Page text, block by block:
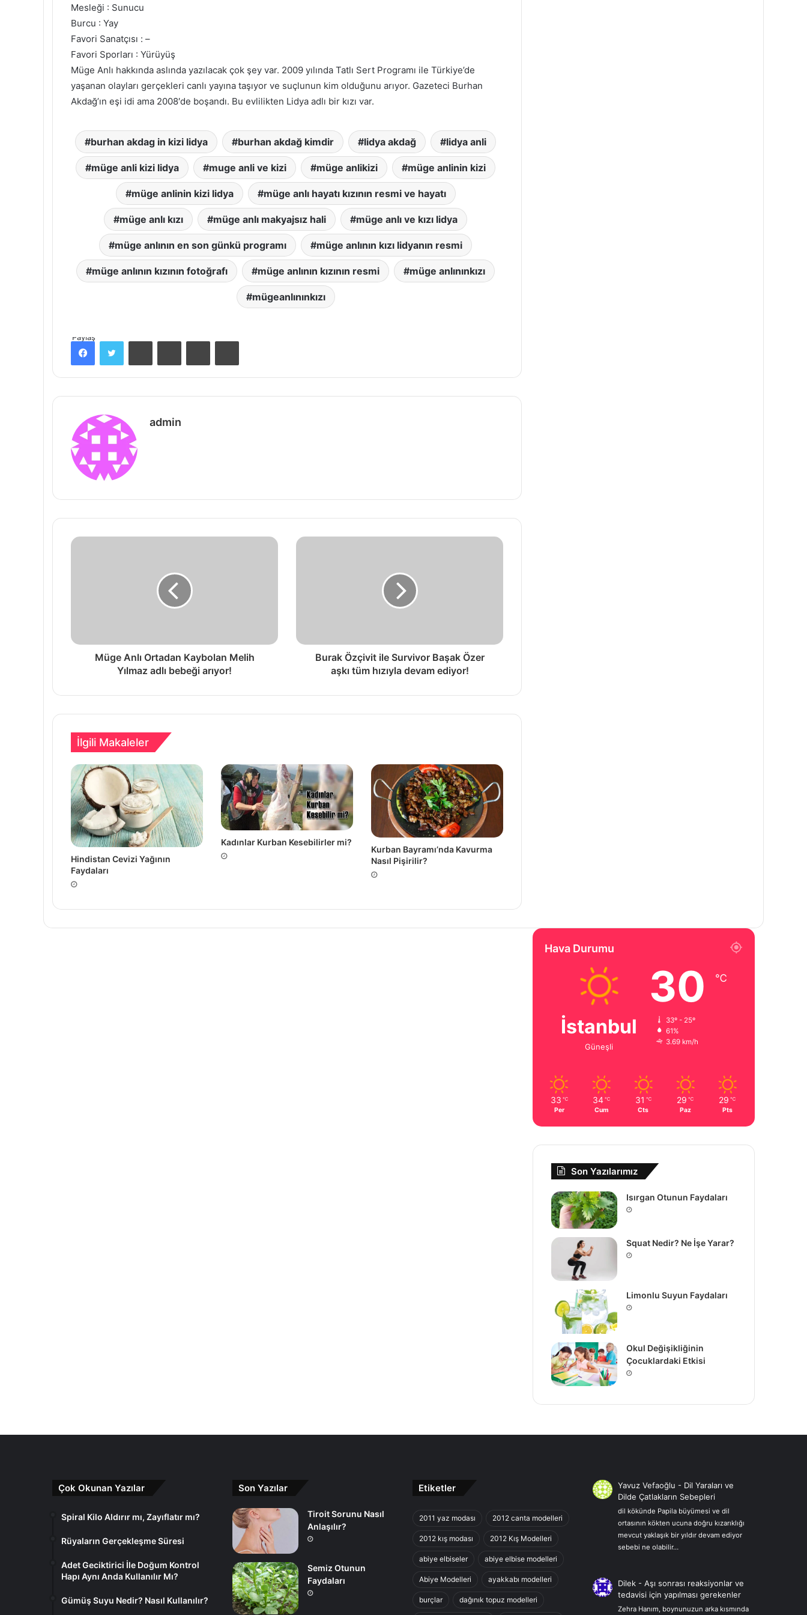
Mesleği : Sunucu
Burcu : Yay
Favori Sanatçısı : –
Favori Sporları : Yürüyüş
Müge Anlı hakkında aslında yazılacak çok şey var. 2009 yılında Tatlı Sert Programı ile Türkiye’de
yaşanan olayları gerçekleri canlı yayına taşıyor ve suçlunun kim olduğunu arıyor. Gazeteci Burhan
Akdağ’ın eşi idi ama 2008′de boşandı. Bu evlilikten Lidya adlı bir kızı var.
burhan akdag in kizi lidya burhan akdağ kimdir lidya akdağ lidya anli
müge anli kizi lidya muge anli ve kizi müge anlikizi müge anlinin kizi
müge anlinin kizi lidya müge anlı hayatı kızının resmi ve hayatı
müge anlı kızı müge anlı makyajsız hali müge anlı ve kızı lidya
müge anlının en son günkü programı müge anlının kızı lidyanın resmi
müge anlının kızının fotoğrafı müge anlının kızının resmi müge anlınınkızı
mügeanlınınkızı
PaylaşFacebookTwitter PinterestMessengerMessenger
Print
admin
Müge Anlı Ortadan Kaybolan Melih
Yılmaz adlı bebeği arıyor!
Burak Özçivit ile Survivor Başak Özer
aşkı tüm hızıyla devam ediyor!
İlgili Makaleler
Hindistan Cevizi Yağının
Faydaları
Kadınlar Kurban Kesebilirler mi?
Kurban Bayramı’nda Kavurma
Nasıl Pişirilir?
Hava Durumu
İstanbul
Güneşli
30 ℃
33º - 25º
61%
3.69 km/h
33 ℃
Per
34 ℃
Cum
31 ℃
Cts
29 ℃
Paz
29 ℃
Pts
Son Yazılarımız
Isırgan Otunun Faydaları
Squat Nedir? Ne İşe Yarar?
Limonlu Suyun Faydaları
Okul Değişikliğinin
Çocuklardaki Etkisi
Çok Okunan Yazılar
Spiral Kilo Aldırır mı, Zayıflatır mı?
Rüyaların Gerçekleşme Süresi
Adet Geciktirici İle Doğum Kontrol
Hapı Aynı Anda Kullanılır Mı?
Gümüş Suyu Nedir? Nasıl Kullanılır?
Son Yazılar
Tiroit Sorunu Nasıl
Anlaşılır?
Semiz Otunun
Faydaları
Etiketler
2011 yaz modası 2012 canta modelleri
2012 kış modası 2012 Kış Modelleri
abiye elbiseler abiye elbise modelleri
Abiye Modelleri ayakkabı modelleri
burçlar dağınık topuz modelleri
Yavuz Vefaoğlu - Dil Yaraları ve
Dilde Çatlakların Sebepleri
dil kökünde Papila büyümesi ve dil
ortasının kökten ucuna doğru kızarıklığı
mevcut yaklaşık bir yıldır devam ediyor
sebebi ne olabilir…
Dilek -Aşı sonrası reaksiyonlar ve
tedavisi için yapılması gerekenler
Zehra Hanım, boynunuzun arka kısmında